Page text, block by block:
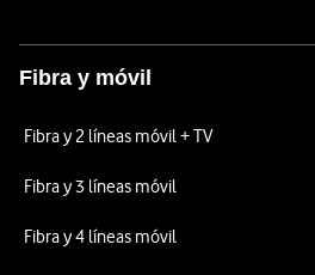
Fibra y móvil
Fibra y 2 líneas móvil + TV
Fibra y 3 líneas móvil
Fibra y 4 líneas móvil